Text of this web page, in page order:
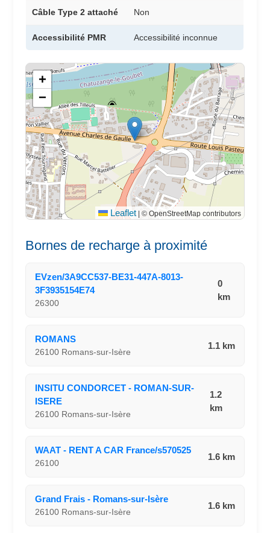
Câble Type 2 attaché Non
Accessibilité PMR Accessibilité inconnue
+
−
Leaflet © OpenStreetMap contributors
Bornes de recharge à proximité
EVzen/3A9CC537-BE31-447A-8013-
3F3935154E74
26300
0
km
ROMANS
26100 Romans-sur-Isère
1.1 km
INSITU CONDORCET - ROMAN-SUR-
ISERE
26100 Romans-sur-Isère
1.2
km
WAAT - RENT A CAR France/s570525
26100
1.6 km
Grand Frais - Romans-sur-Isère
26100 Romans-sur-Isère
1.6 km